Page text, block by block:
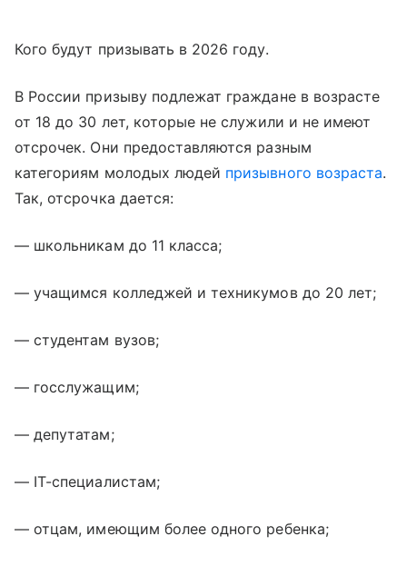
Кого будут призывать в 2026 году.
В России призыву подлежат граждане в возрасте
от 18 до 30 лет, которые не служили и не имеют
отсрочек. Они предоставляются разным
категориям молодых людей призывного возраста.
Так, отсрочка дается:
— школьникам до 11 класса;
— учащимся колледжей и техникумов до 20 лет;
— студентам вузов;
— госслужащим;
— депутатам;
— IT-специалистам;
— отцам, имеющим более одного ребенка;